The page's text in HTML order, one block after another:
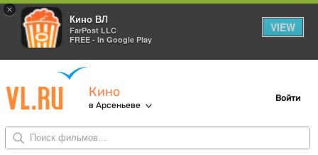
×
Кино ВЛ
FarPost LLC
FREE - In Google Play
VIEW
Кино
в Арсеньеве
Войти